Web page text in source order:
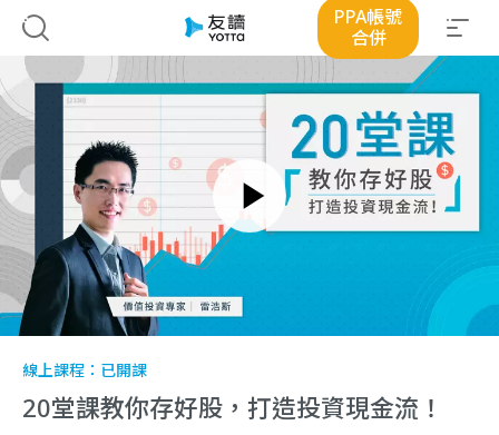
PPA帳號
合併
線上課程： 已開課
20堂課教你存好股，打造投資現金流！